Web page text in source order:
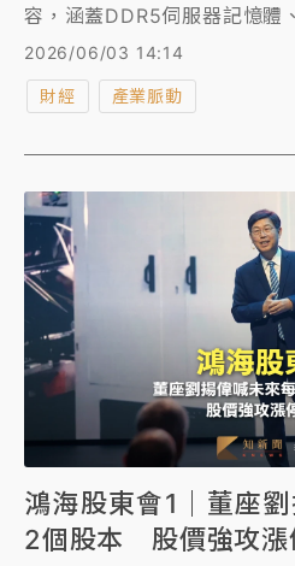
容，涵蓋DDR5伺服器記憶體
SSD、新一代CUDIMM與
約維持3~4個月，主力供應商
DDR5的結構性的缺貨會延
戶已經要和凌航談2028年合
60~100億鎖定關鍵供貨來源。
2026/06/03 14:14
財經 產業脈動
鴻海股東會1｜董座
2個股本 股價強攻漲